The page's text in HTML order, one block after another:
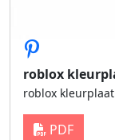
roblox
roblox
PDF